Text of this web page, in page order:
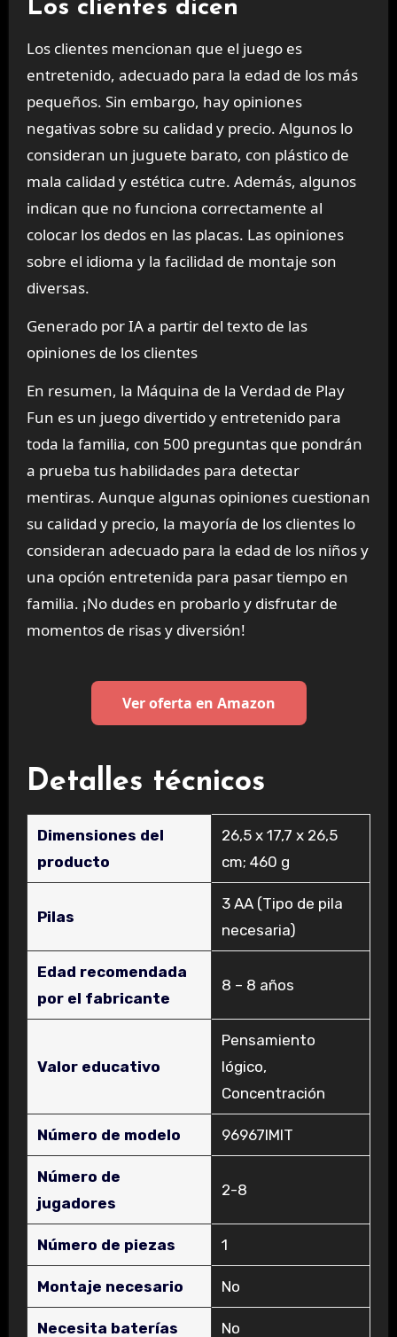
Los clientes dicen
Los clientes mencionan que el juego es
entretenido, adecuado para la edad de los más
pequeños. Sin embargo, hay opiniones
negativas sobre su calidad y precio. Algunos lo
consideran un juguete barato, con plástico de
mala calidad y estética cutre. Además, algunos
indican que no funciona correctamente al
colocar los dedos en las placas. Las opiniones
sobre el idioma y la facilidad de montaje son
diversas.
Generado por IA a partir del texto de las
opiniones de los clientes
En resumen, la Máquina de la Verdad de Play
Fun es un juego divertido y entretenido para
toda la familia, con 500 preguntas que pondrán
a prueba tus habilidades para detectar
mentiras. Aunque algunas opiniones cuestionan
su calidad y precio, la mayoría de los clientes lo
consideran adecuado para la edad de los niños y
una opción entretenida para pasar tiempo en
familia. ¡No dudes en probarlo y disfrutar de
momentos de risas y diversión!
Ver oferta en Amazon
Detalles técnicos
Dimensiones del
producto
‎26,5 x 17,7 x 26,5
cm; 460 g
Pilas
‎3 AA (Tipo de pila
necesaria)
Edad recomendada
por el fabricante
‎8 – 8 años
Valor educativo
‎Pensamiento
lógico,
Concentración
Número de modelo ‎96967IMIT
Número de
jugadores
‎2-8
Número de piezas ‎1
Montaje necesario ‎No
Necesita baterías ‎No